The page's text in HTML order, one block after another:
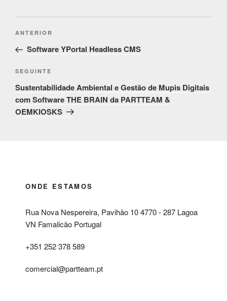
Post
navigation
Conteúdo
anterior
ANTERIOR
Software YPortal Headless CMS
Conteúdo
seguinte
SEGUINTE
Sustentabilidade Ambiental e Gestão de Mupis Digitais
com Software THE BRAIN da PARTTEAM &
OEMKIOSKS
ONDE ESTAMOS
Rua Nova Nespereira, Pavihão 10 4770 - 287 Lagoa
VN Famalicão Portugal
+351 252 378 589
comercial@partteam.pt